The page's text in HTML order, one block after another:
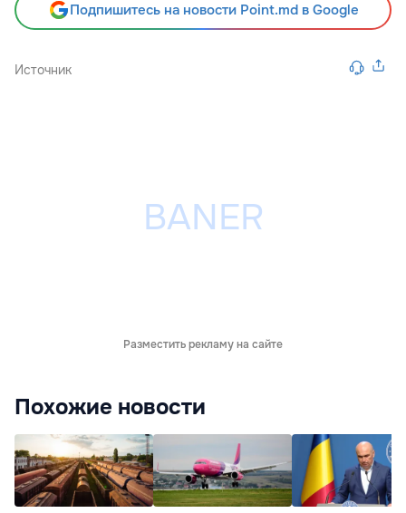
Подпишитесь на новости Point.md в Google
Источник
Разместить рекламу на сайте
Похожие новости